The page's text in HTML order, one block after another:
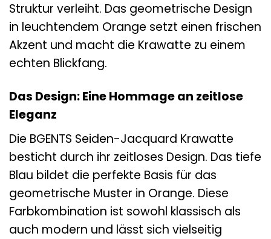
Struktur verleiht. Das geometrische Design
in leuchtendem Orange setzt einen frischen
Akzent und macht die Krawatte zu einem
echten Blickfang.
Das Design: Eine Hommage an zeitlose
Eleganz
Die BGENTS Seiden-Jacquard Krawatte
besticht durch ihr zeitloses Design. Das tiefe
Blau bildet die perfekte Basis für das
geometrische Muster in Orange. Diese
Farbkombination ist sowohl klassisch als
auch modern und lässt sich vielseitig